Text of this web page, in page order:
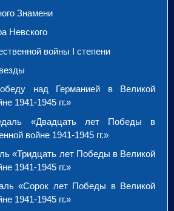
Знамени
Невского
войны I степени
над Германией в Великой
1941-1945 гг.»
«Двадцать лет Победы в
войне 1941-1945 гг.»
«Тридцать лет Победы в Великой
1941-1945 гг.»
«Сорок лет Победы в Великой
1941-1945 гг.»